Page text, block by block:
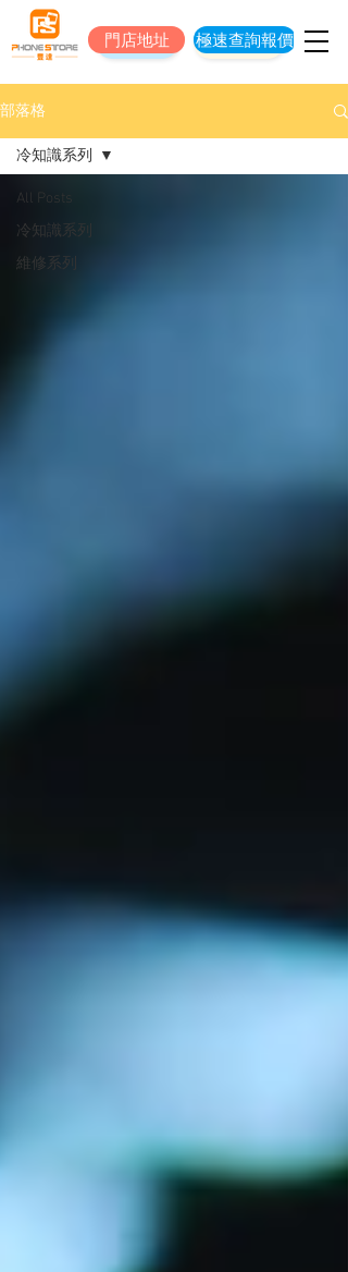
立即預約維修
門店地址
門店地址 極速查詢報價
部落格
All Posts
冷知識系列
維修系列
冷知識系列